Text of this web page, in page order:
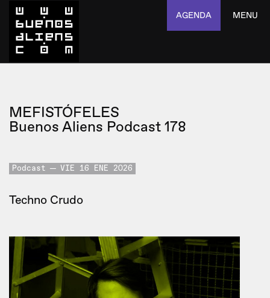
AGENDA MENU
MEFISTÓFELES
Buenos Aliens Podcast 178
Podcast VIE 16 ENE 2026
Techno Crudo